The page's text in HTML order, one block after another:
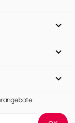


